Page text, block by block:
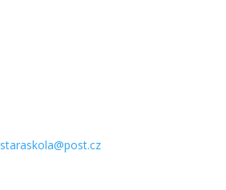
staraskola@post.cz